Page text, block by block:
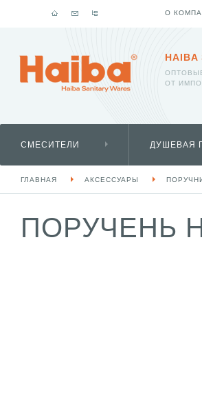
HAIBA
ОТ
СМЕСИТЕЛИ ДУШЕВАЯ
ГЛАВНАЯ АКСЕССУАРЫ
ПОРУЧЕНЬ
О